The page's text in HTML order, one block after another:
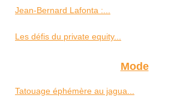
Jean-Bernard Lafonta :...
Les défis du private equity...
Mode
Tatouage éphémère au jagua...